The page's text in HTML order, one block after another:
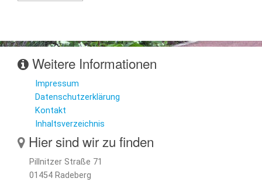
Weitere Informationen
Impressum
Datenschutzerklärung
Kontakt
Inhaltsverzeichnis
Hier sind wir zu finden
Pillnitzer Straße 71
01454 Radeberg